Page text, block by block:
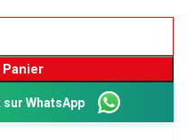
WhatsApp